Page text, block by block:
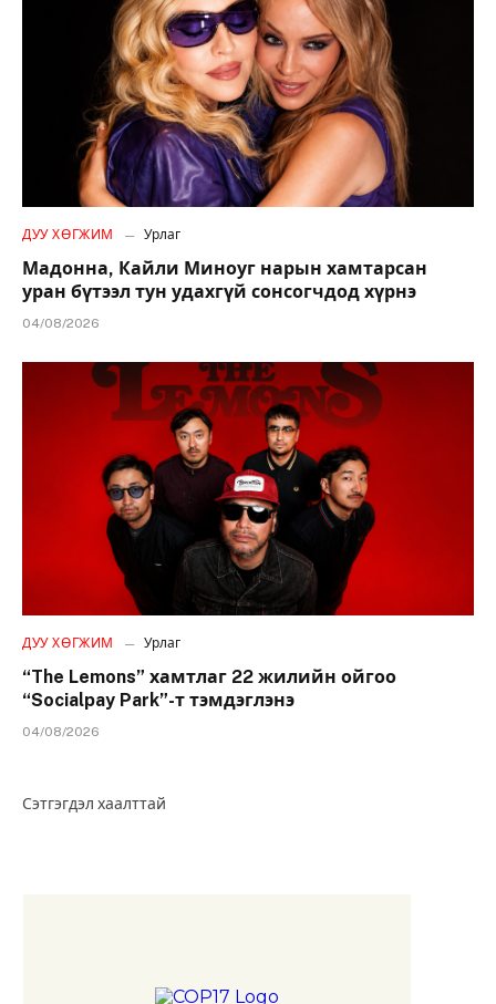
ДУУ ХӨГЖИМ Урлаг
Мадонна, Кайли Миноуг нарын хамтарсан
уран бүтээл тун удахгүй сонсогчдод хүрнэ
04/08/2026
ДУУ ХӨГЖИМ Урлаг
“The Lemons” хамтлаг 22 жилийн ойгоо
“Socialpay Park”-т тэмдэглэнэ
04/08/2026
Сэтгэгдэл хаалттай